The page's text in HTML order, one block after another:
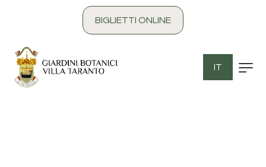
BIGLIETTI ONLINE
IT